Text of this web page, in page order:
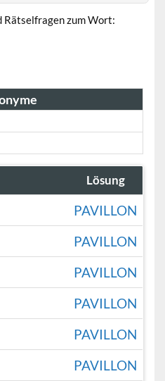
Rätselfragen zum Wort:
Lösung
PAVILLON
PAVILLON
PAVILLON
PAVILLON
PAVILLON
PAVILLON